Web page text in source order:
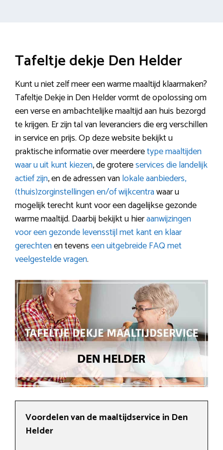
Tafeltje dekje Den Helder
Kunt u niet zelf meer een warme maaltijd klaarmaken?
Tafeltje Dekje in Den Helder vormt de opolossing om
een verse en ambachtelijke maaltijd aan huis bezorgd
te krijgen. Er zijn tal van leveranciers die erg verschillen
in service en prijs. Op deze website bekijkt u
praktische informatie over meerderetype maaltijden
waar u uit kunt kiezen, de grotereservices die landelijk
actief zijn, en de adressen vanlokale aanbieders,
(thuis)zorginstellingen en/of wijkcentrawaar u
mogelijk terecht kunt voor een dagelijkse gezonde
warme maaltijd. Daarbij bekijkt u hieraanwijzingen
voor een gezonde levensstijl met kant en klaar
gerechtenen tevenseen uitgebreide FAQ met
veelgestelde vragen.
Voordelen van de maaltijdservice in Den
Helder